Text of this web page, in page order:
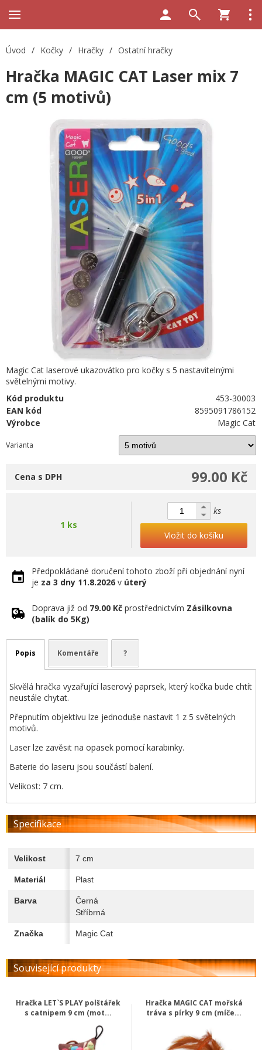
Úvod / Kočky / Hračky / Ostatní hračky
Hračka MAGIC CAT Laser mix 7
cm (5 motivů)
Magic Cat laserové ukazovátko pro kočky s 5 nastavitelnými
světelnými motivy.
Kód produktu
453-30003
EAN kód
8595091786152
Výrobce
Magic Cat
Varianta
99.00 Kč
Cena s DPH
1 ks
ks
Vložit do košíku
Předpokládané doručení tohoto zboží při objednání nyní
je za 3 dny 11.8.2026 v úterý
Doprava již od 79.00 Kč prostřednictvím Zásilkovna
(balík do 5Kg)
Popis Komentáře ?
Skvělá hračka vyzařující laserový paprsek, který kočka bude chtít
neustále chytat.
Přepnutím objektivu lze jednoduše nastavit 1 z 5 světelných
motivů.
Laser lze zavěsit na opasek pomocí karabinky.
Baterie do laseru jsou součástí balení.
Velikost: 7 cm.
Specifikace
Velikost 7 cm
Materiál Plast
Barva
Černá
Stříbrná
Značka Magic Cat
Související produkty
Hračka LET`S PLAY polštářek
s catnipem 9 cm (mot...
Hračka MAGIC CAT mořská
tráva s pírky 9 cm (míče...